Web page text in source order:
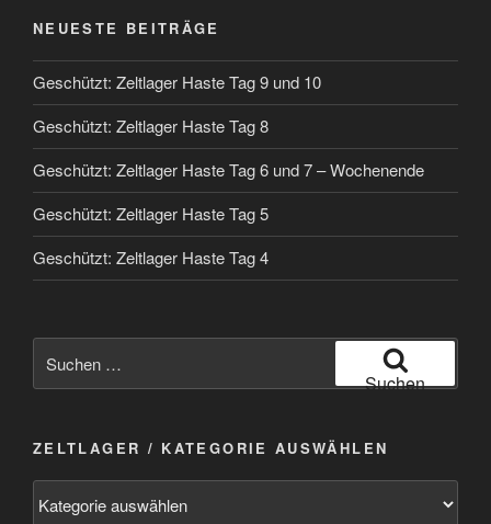
NEUESTE BEITRÄGE
Geschützt: Zeltlager Haste Tag 9 und 10
Geschützt: Zeltlager Haste Tag 8
Geschützt: Zeltlager Haste Tag 6 und 7 – Wochenende
Geschützt: Zeltlager Haste Tag 5
Geschützt: Zeltlager Haste Tag 4
nach:
Suchen
ZELTLAGER / KATEGORIE AUSWÄHLEN